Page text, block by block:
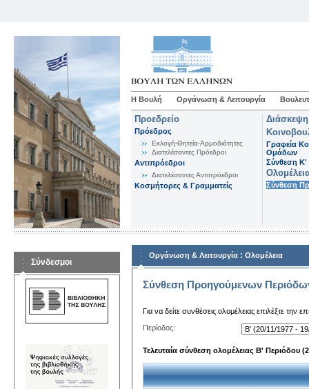
Η Βουλή Οργάνωση & Λειτουργία
Προεδρείο
Πρόεδρος
Εκλογή-Θητεία-Αρμοδιότητες
Διατελέσαντες Πρόεδροι
Αντιπρόεδροι
Διατελέσαντες Αντιπρόεδροι
Κοσμήτορες & Γραμματείς
Γραφεία
Ομάδων
Σύνθεση K'
Σύνθεση
Σύνδεσμοι
Οργάνωση & Λειτουργία : Ολομέλεια
Σύνθεση Προηγούμενων
Για να δείτε συνθέσεις ολομέλειας επιλέξτε την
Περίοδος:
Τελευταία σύνθεση ολομέλειας Β' Περιόδου